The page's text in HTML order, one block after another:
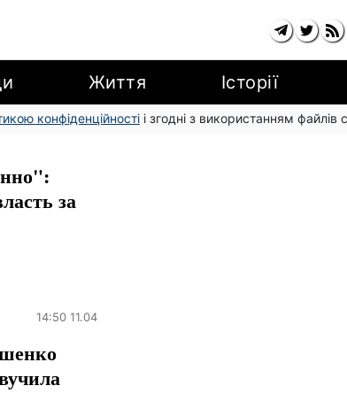
Життя Історії
конфіденційності і згодні з використанням файлів
за
14:50 11.04